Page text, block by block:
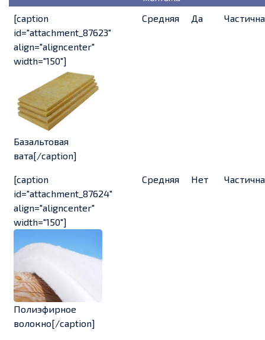
[caption
id="attachment_87623"
align="aligncenter"
width="150"]
Базальтовая
вата[/caption]
Средняя Да
[caption
id="attachment_87624"
align="aligncenter"
width="150"]
Полиэфирное
волокно[/caption]
Средняя Нет